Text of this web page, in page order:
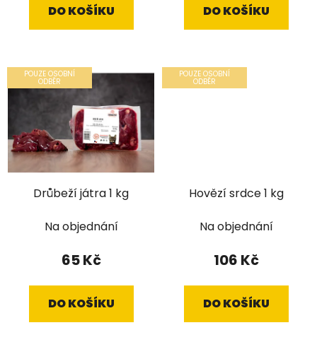
DO KOŠÍKU DO KOŠÍKU
POUZE OSOBNÍ
ODBĚR
Drůbeží játra 1 kg
Na objednání
65 Kč
DO KOŠÍKU
POUZE OSOBNÍ
ODBĚR
Hovězí srdce 1 kg
Na objednání
106 Kč
DO KOŠÍKU